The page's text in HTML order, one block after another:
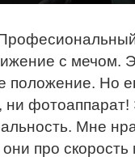
с мечом.
положение. Но
фотоаппарат!
Мне
они про